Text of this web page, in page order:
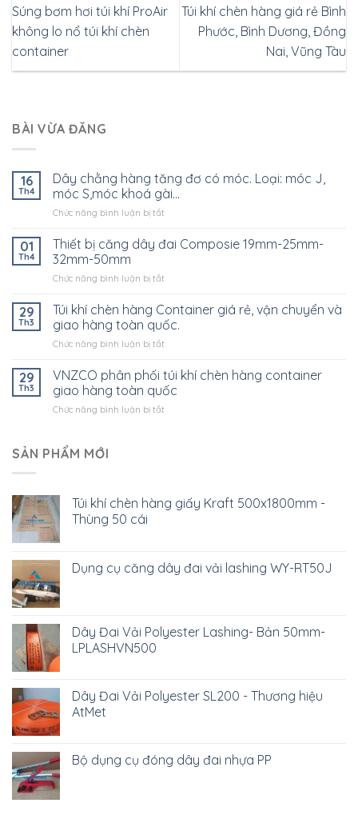
Súng bơm hơi túi khí ProAir
không lo nổ túi khí chèn
container
Túi khí chèn hàng giá rẻ Bình
Phước, Bình Dương, Đồng
Nai, Vũng Tàu
BÀI VỪA ĐĂNG
16
Th4
Dây chằng hàng tăng đơ có móc. Loại: móc J,
móc S,móc khoá gài…
Chức năng bình luận bị tắtở
chằng
hàng
đơ
móc.
Loại:
S,móc
khoá
01
Th4
Thiết bị căng dây đai Composie 19mm-25mm-
32mm-50mm
Chức năng bình luận bị tắtở
căng
dây
đai
19mm-
25mm-
29
Th3
Túi khí chèn hàng Container giá rẻ, vận chuyển và
giao hàng toàn quốc.
Chức năng bình luận bị tắtở
khí
chèn
hàng
Container
hàng
29
Th3
VNZCO phân phối túi khí chèn hàng container
giao hàng toàn quốc
Chức năng bình luận bị tắtở
hàng
quốc
SẢN PHẨM MỚI
Túi khí chèn hàng giấy Kraft 500x1800mm -
Thùng 50 cái
Dụng cụ căng dây đai vải lashing WY-RT50J
Dây Đai Vải Polyester Lashing- Bản 50mm-
LPLASHVN500
Dây Đai Vải Polyester SL200 - Thương hiệu
AtMet
Bộ dụng cụ đóng dây đai nhựa PP